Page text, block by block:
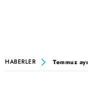
HABERLER Temmuz